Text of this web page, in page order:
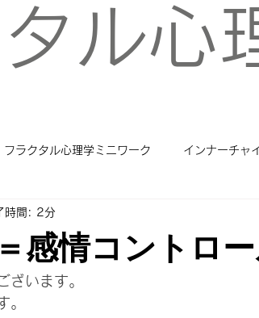
ル心
フラクタル心理学ミニワーク インナーチャ
子育て
魔法の講座
感情コントロ
時間: 2分
ざいます。
。